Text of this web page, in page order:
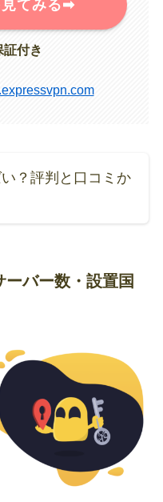
てみる➡︎
付き
？評判と口コミか
ーバー数・設置国